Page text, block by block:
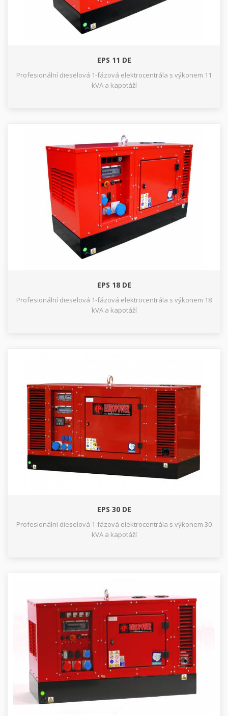
EPS 11 DE
Profesionální dieselová 1-fázová elektrocentrála s výkonem 11
kVA a kapotáží
EPS 18 DE
Profesionální dieselová 1-fázová elektrocentrála s výkonem 18
kVA a kapotáží
EPS 30 DE
Profesionální dieselová 1-fázová elektrocentrála s výkonem 30
kVA a kapotáží